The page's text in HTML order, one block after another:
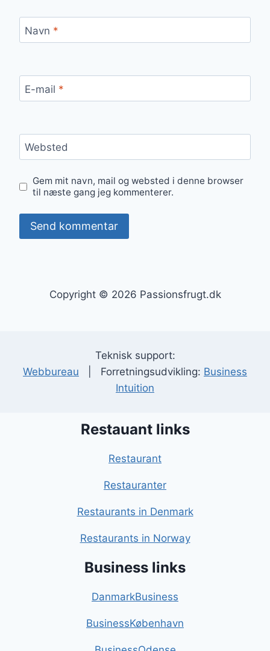
Navn *
E-mail *
Websted
Gem mit navn, mail og websted i denne browser
til næste gang jeg kommenterer.
Copyright © 2026 Passionsfrugt.dk
Teknisk support:
Webbureau | Forretningsudvikling: Business
Intuition
Restauant links
Restaurant
Restauranter
Restaurants in Denmark
Restaurants in Norway
Business links
DanmarkBusiness
BusinessKøbenhavn